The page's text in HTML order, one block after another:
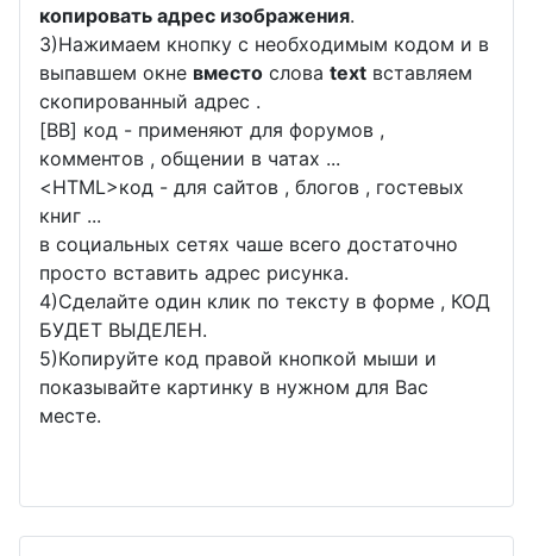
копировать адрес изображения.
3)Нажимаем кнопку с необходимым кодом и в
выпавшем окне вместо слова text вставляем
скопированный адрес .
[BB] код - применяют для форумов ,
комментов , общении в чатах ...
<HTML>код - для сайтов , блогов , гостевых
книг ...
в социальных сетях чаше всего достаточно
просто вставить адрес рисунка.
4)Сделайте один клик по тексту в форме , КОД
БУДЕТ ВЫДЕЛЕН.
5)Копируйте код правой кнопкой мыши и
показывайте картинку в нужном для Вас
месте.